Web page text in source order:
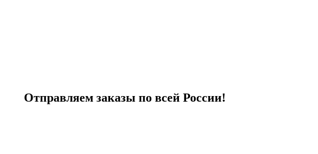
Отправляем заказы по всей России!